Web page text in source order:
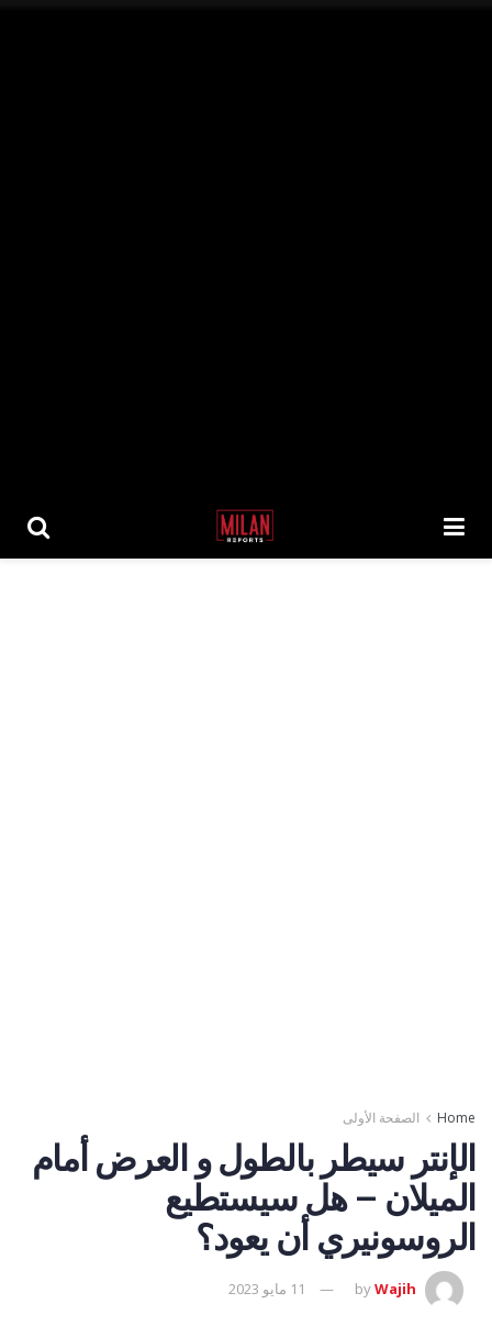
Home الصفحة الأولى
الإنتر سيطر بالطول و العرض أمام
الميلان – هل سيستطيع
الروسونيري أن يعود؟
byWajih 11 مايو 2023